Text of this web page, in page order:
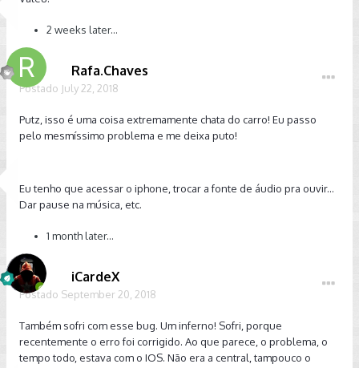
2 weeks later...
Rafa.Chaves
Postado July 22, 2018
Putz, isso é uma coisa extremamente chata do carro! Eu passo
pelo mesmíssimo problema e me deixa puto!
Eu tenho que acessar o iphone, trocar a fonte de áudio pra ouvir...
Dar pause na música, etc.
1 month later...
iCardeX
Postado September 20, 2018
Também sofri com esse bug. Um inferno! Sofri, porque
recentemente o erro foi corrigido. Ao que parece, o problema, o
tempo todo, estava com o IOS. Não era a central, tampouco o